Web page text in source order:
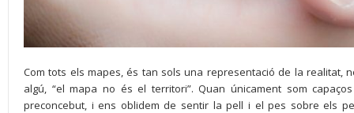
Com tots els mapes, és tan sols una representació de la realitat,
algú, “el mapa no és el territori”. Quan únicament som
preconcebut, i ens oblidem de sentir la pell i el pes sobre els